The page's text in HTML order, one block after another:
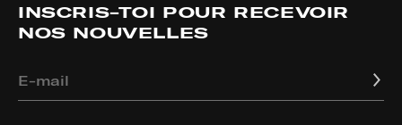
INSCRIS-TOI POUR RECEVOIR
NOS NOUVELLES
E-mail